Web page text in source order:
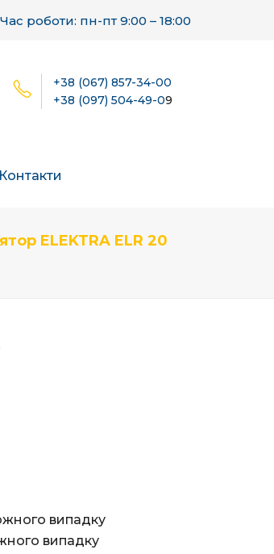
Час роботи: пн-пт 9:00 – 18:00
+38 (067) 857-34-00
+38 (097) 504-49-09
Контакти
ELEKTRA ELR 20
випадку
випадку